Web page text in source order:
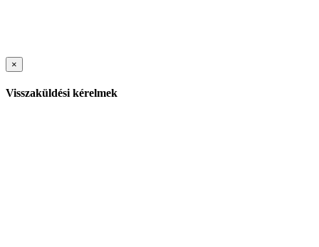
×
Visszaküldési kérelmek